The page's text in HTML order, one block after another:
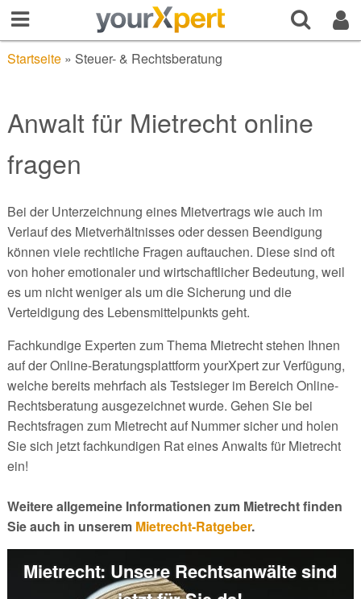
Startseite» Steuer- & Rechtsberatung
Anwalt für Mietrecht online
fragen
Bei der Unterzeichnung eines Mietvertrags wie auch im
Verlauf des Mietverhältnisses oder dessen Beendigung
können viele rechtliche Fragen auftauchen. Diese sind oft
von hoher emotionaler und wirtschaftlicher Bedeutung, weil
es um nicht weniger als um die Sicherung und die
Verteidigung des Lebensmittelpunkts geht.
Fachkundige Experten zum Thema Mietrecht stehen Ihnen
auf der Online-Beratungsplattform yourXpert zur Verfügung,
welche bereits mehrfach als Testsieger im Bereich Online-
Rechtsberatung ausgezeichnet wurde. Gehen Sie bei
Rechtsfragen zum Mietrecht auf Nummer sicher und holen
Sie sich jetzt fachkundigen Rat eines Anwalts für Mietrecht
ein!
Weitere allgemeine Informationen zum Mietrecht finden
Sie auch in unserem Mietrecht-Ratgeber.
Mietrecht: Unsere Rechtsanwälte sind